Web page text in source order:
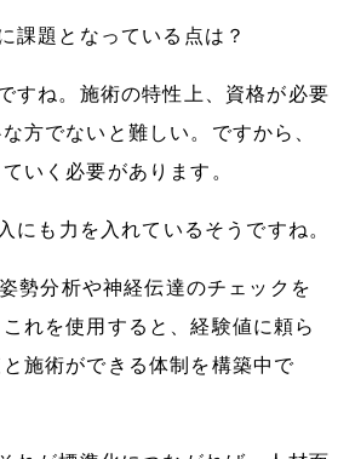
課題となっている点は？
すね。施術の特性上、資格が必要
方でないと難しい。ですから、
いく必要があります。
にも力を入れているそうですね。
勢分析や神経伝達のチェックを
れを使用すると、経験値に頼ら
施術ができる体制を構築中で